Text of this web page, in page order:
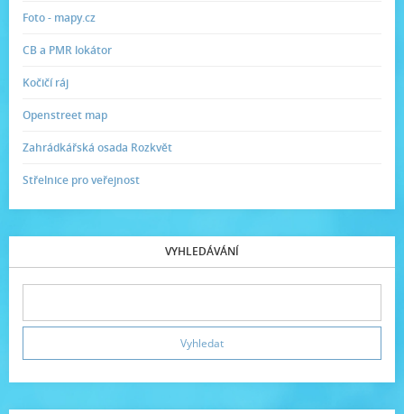
Foto - mapy.cz
CB a PMR lokátor
Kočičí ráj
Openstreet map
Zahrádkářská osada Rozkvět
Střelnice pro veřejnost
VYHLEDÁVÁNÍ